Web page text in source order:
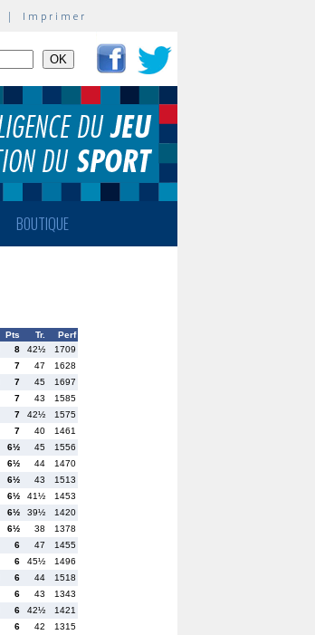
| Imprimer
BOUTIQUE
Pts Tr.
Perf
8 42½
1709
7 47
1628
7 45
1697
7 43
1585
7 42½
1575
7 40
1461
6½ 45
1556
6½ 44
1470
6½ 43
1513
6½ 41½
1453
6½ 39½
1420
6½ 38
1378
6 47
1455
6 45½
1496
6 44
1518
6 43
1343
6 42½
1421
6 42
1315